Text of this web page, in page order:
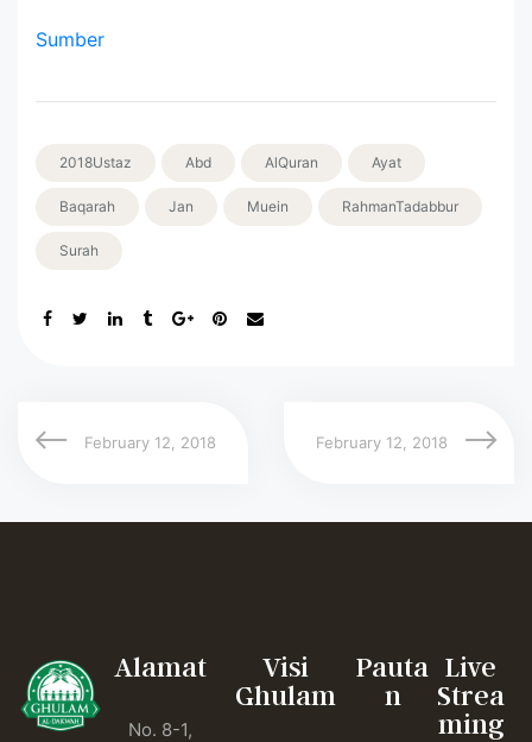
Sumber
2018Ustaz Abd AlQuran Ayat
Baqarah Jan Muein RahmanTadabbur
Surah
February 12, 2018 February 12, 2018
Alamat
No. 8-1,
Visi
Ghulam
Pauta
n
Live
Strea
ming